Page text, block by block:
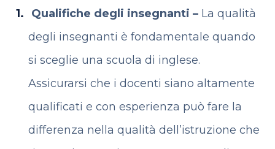
Qualifiche degli insegnanti – La qualità
degli insegnanti è fondamentale quando
si sceglie una scuola di inglese.
Assicurarsi che i docenti siano altamente
qualificati e con esperienza può fare la
differenza nella qualità dell’istruzione che